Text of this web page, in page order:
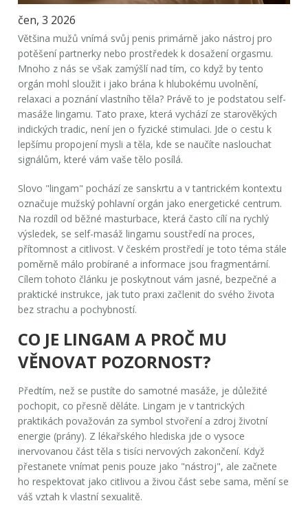
čen, 3 2026
Většina mužů vnímá svůjpenis primárně jako nástroj pro
potěšení partnerky nebo prostředek k dosažení orgasmu.
Mnoho z nás se však zamýšlí nad tím, co když by tento
orgán mohl sloužit i jako brána k hlubokému uvolnění,
relaxaci a poznání vlastního těla? Právě to je podstatou self-
masáže lingamu. Tato praxe, která vychází ze starověkých
indických tradic, není jen o fyzické stimulaci. Jde o cestu k
lepšímu propojení mysli a těla, kde se naučíte naslouchat
signálům, které vám vaše tělo posílá.
Slovo "lingam" pochází ze sanskrtu a v tantrickém kontextu
označuje mužský pohlavní orgán jako energetické centrum.
Na rozdíl od běžné masturbace, která často cílí na rychlý
výsledek, se self-masáž lingamu soustředí na proces,
přítomnost a citlivost. V českém prostředí je toto téma stále
poměrně málo probírané a informace jsou fragmentární.
Cílem tohoto článku je poskytnout vám jasné, bezpečné a
praktické instrukce, jak tuto praxi začlenit do svého života
bez strachu a pochybností.
CO JE LINGAM A PROČ MU
VĚNOVAT POZORNOST?
Předtím, než se pustíte do samotné masáže, je důležité
pochopit, co přesně děláte. Lingam je vtantrických
praktikách považován za symbol stvoření a zdroj životní
energie (prány). Z lékařského hlediska jde o vysoce
inervovanou část těla s tisíci nervových zakončení. Když
přestanete vnímat penis pouze jako "nástroj", ale začnete
ho respektovat jako citlivou a živou část sebe sama, mění se
váš vztah k vlastní sexualitě.